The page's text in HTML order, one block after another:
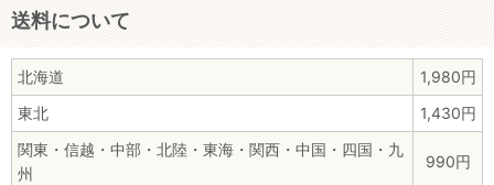
送料について
北海道
1,980円
東北
1,430円
関東・信越・中部・北陸・東海・関西・中国・四国・九
州
990円